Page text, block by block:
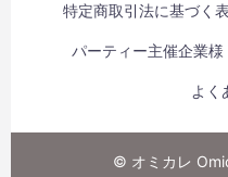
特定商取引法に基づく
パーティー主催企業様
よく
© オミカレ